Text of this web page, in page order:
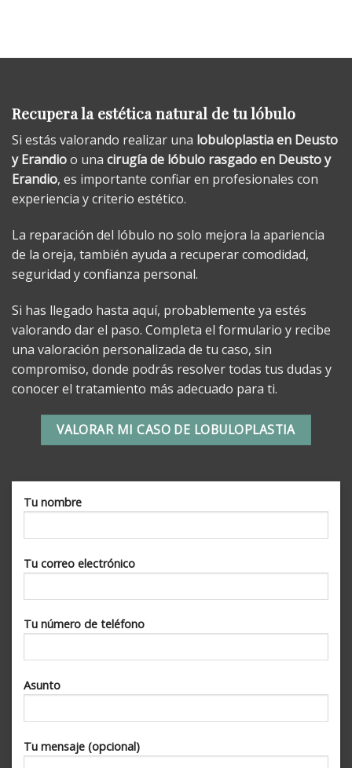
Recupera la estética natural de tu lóbulo
Si estás valorando realizar una lobuloplastia en Deusto
y Erandioo una cirugía de lóbulo rasgado en Deusto y
Erandio, es importante confiar en profesionales con
experiencia y criterio estético.
La reparación del lóbulo no solo mejora la apariencia
de la oreja, también ayuda a recuperar comodidad,
seguridad y confianza personal.
Si has llegado hasta aquí, probablemente ya estés
valorando dar el paso. Completa el formulario y recibe
una valoración personalizada de tu caso, sin
compromiso, donde podrás resolver todas tus dudas y
conocer el tratamiento más adecuado para ti.
VALORAR MI CASO DE LOBULOPLASTIA
Tu nombre
Tu correo electrónico
Tu número de teléfono
Asunto
Tu mensaje (opcional)